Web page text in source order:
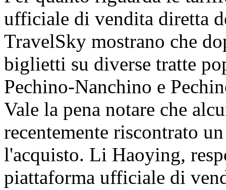
ufficiale di vendita diretta
TravelSky mostrano che
biglietti su diverse tratte
Pechino-Nanchino e
Vale la pena notare che
recentemente riscontrato
l'acquisto. Li Haoying,
piattaforma ufficiale di